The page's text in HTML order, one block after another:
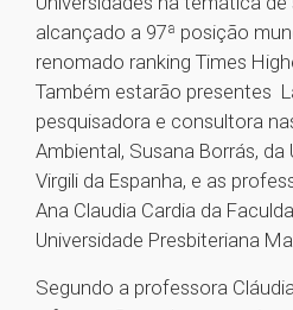
alcançado a 97ª posição
renomado ranking Times
Também estarão presentes
pesquisadora e consultora
Ambiental, Susana Borrás, da
Virgili da Espanha, e as
Ana Claudia Cardia da
Universidade Presbiteriana
Segundo a professora